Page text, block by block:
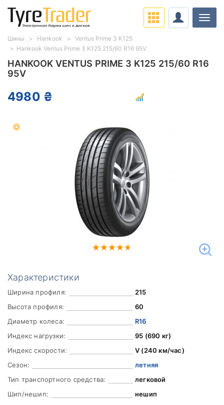
HANKOOK VENTUS PRIME 3 K125 215/60 R16
95V
4980 ₴
Характеристики
Ширина профиля:
215
Высота профиля:
60
Диаметр колеса:
R16
Индекс нагрузки:
95 (690 кг)
Индекс скорости:
V (240 км/час)
Сезон:
летняя
Тип транспортного средства:
легковой
Шип/нешип:
нешип
Шины Hankook
Ventus Prime 3 K125
Hankook Ventus Prime 3 K125 215/60 R16 95V